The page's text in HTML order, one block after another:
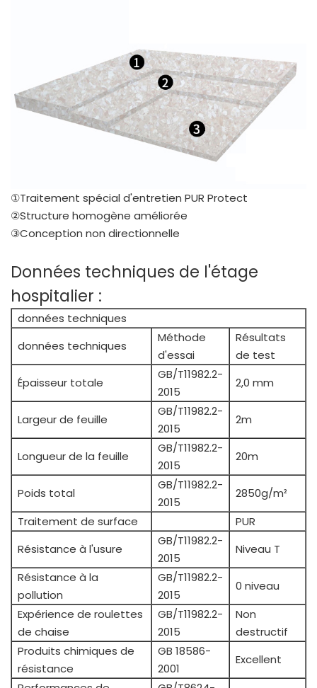
①Traitement spécial d'entretien PUR Protect
②Structure homogène améliorée
③Conception non directionnelle
Données techniques de l'étage
hospitalier :
données techniques
données techniques
Méthode
d'essai
Résultats
de test
Épaisseur totale
GB/T11982.2-
2015
2,0 mm
Largeur de feuille
GB/T11982.2-
2015
2m
Longueur de la feuille
GB/T11982.2-
2015
20m
Poids total
GB/T11982.2-
2015
2850g/m²
Traitement de surface
PUR
Résistance à l'usure
GB/T11982.2-
2015
Niveau T
Résistance à la
pollution
GB/T11982.2-
2015
0 niveau
Expérience de roulettes
de chaise
GB/T11982.2-
2015
Non
destructif
Produits chimiques de
résistance
GB 18586-
2001
Excellent